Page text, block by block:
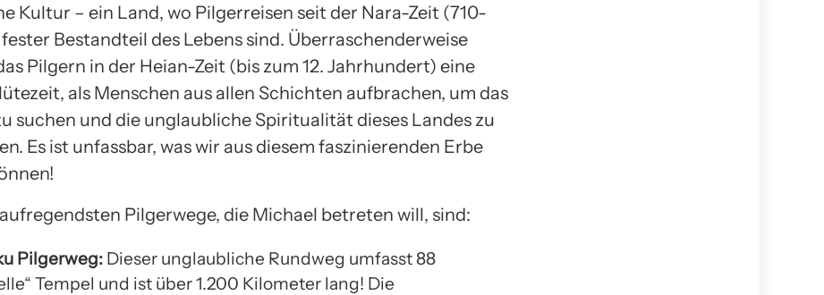
Kultur – ein Land, wo Pilgerreisen seit der Nara-Zeit (710-
Bestandteil des Lebens sind. Überraschenderweise
Pilgern in der Heian-Zeit (bis zum 12. Jahrhundert) eine
als Menschen aus allen Schichten aufbrachen, um das
suchen und die unglaubliche Spiritualität dieses Landes zu
Es ist unfassbar, was wir aus diesem faszinierenden Erbe
Pilgerwege, die Michael betreten will, sind:
Pilgerweg: Dieser unglaubliche Rundweg umfasst 88
Tempel und ist über 1.200 Kilometer lang! Die